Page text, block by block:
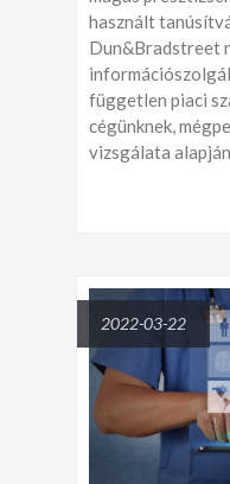
használt
Dun&Bradstreet
független piaci
cégünknek,
vizsgálata
2022-03-22